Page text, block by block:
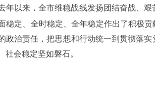
年以来，全市维稳战线发扬团结奋战、
稳定、全时稳定、全年稳定作出了积极
政治责任，把思想和行动统一到贯彻落
社会稳定坚如磐石。